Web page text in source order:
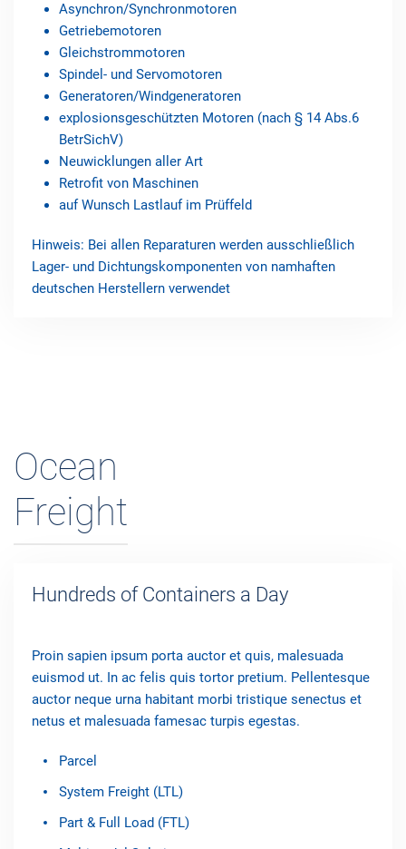
Asynchron/Synchronmotoren
Getriebemotoren
Gleichstrommotoren
Spindel- und Servomotoren
Generatoren/Windgeneratoren
explosionsgeschützten Motoren (nach § 14 Abs.6
BetrSichV)
Neuwicklungen aller Art
Retrofit von Maschinen
auf Wunsch Lastlauf im Prüffeld
Hinweis: Bei allen Reparaturen werden ausschließlich
Lager- und Dichtungskomponenten von namhaften
deutschen Herstellern verwendet
Ocean
Freight
Hundreds of Containers a Day
Proin sapien ipsum porta auctor et quis, malesuada
euismod ut. In ac felis quis tortor pretium. Pellentesque
auctor neque urna habitant morbi tristique senectus et
netus et malesuada famesac turpis egestas.
Parcel
System Freight (LTL)
Part & Full Load (FTL)